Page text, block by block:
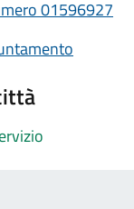
01596927